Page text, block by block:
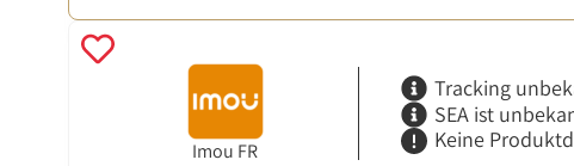
Imou FR
Tracking
SEA ist
Keine